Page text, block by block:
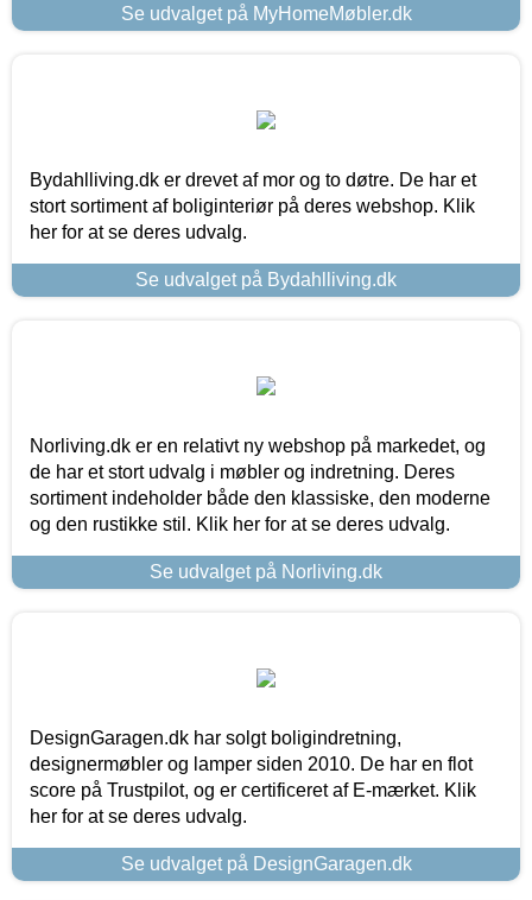
Se udvalget på MyHomeMøbler.dk
Bydahlliving.dk er drevet af mor og to døtre. De har et
stort sortiment af boliginteriør på deres webshop. Klik
her for at se deres udvalg.
Se udvalget på Bydahlliving.dk
Norliving.dk er en relativt ny webshop på markedet, og
de har et stort udvalg i møbler og indretning. Deres
sortiment indeholder både den klassiske, den moderne
og den rustikke stil. Klik her for at se deres udvalg.
Se udvalget på Norliving.dk
DesignGaragen.dk har solgt boligindretning,
designermøbler og lamper siden 2010. De har en flot
score på Trustpilot, og er certificeret af E-mærket. Klik
her for at se deres udvalg.
Se udvalget på DesignGaragen.dk